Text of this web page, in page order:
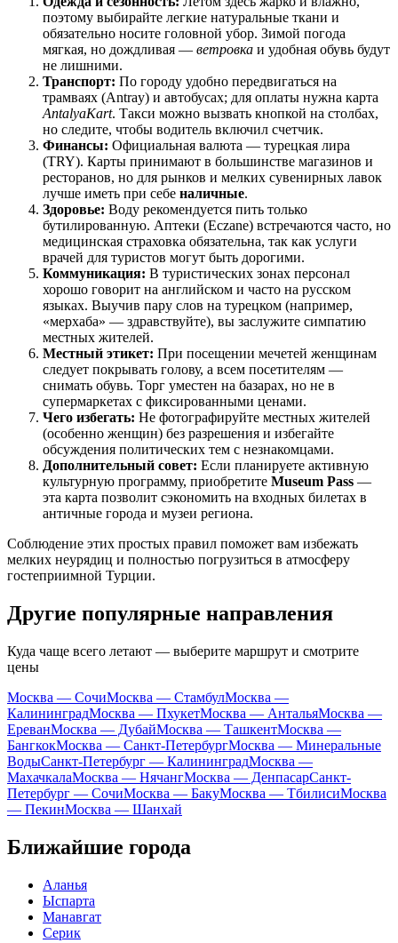
поэтому выбирайте легкие натуральные ткани и
обязательно носите головной убор. Зимой погода
мягкая, но дождливая — ветровка и удобная обувь будут
не лишними.
Транспорт: По городу удобно передвигаться на
трамваях (Antray) и автобусах; для оплаты нужна карта
AntalyaKart. Такси можно вызвать кнопкой на столбах,
но следите, чтобы водитель включил счетчик.
Финансы: Официальная валюта — турецкая лира
(TRY). Карты принимают в большинстве магазинов и
ресторанов, но для рынков и мелких сувенирных лавок
лучше иметь при себе наличные.
Здоровье: Воду рекомендуется пить только
бутилированную. Аптеки (Eczane) встречаются часто, но
медицинская страховка обязательна, так как услуги
врачей для туристов могут быть дорогими.
Коммуникация: В туристических зонах персонал
хорошо говорит на английском и часто на русском
языках. Выучив пару слов на турецком (например,
«мерхаба» — здравствуйте), вы заслужите симпатию
местных жителей.
Местный этикет: При посещении мечетей женщинам
следует покрывать голову, а всем посетителям —
снимать обувь. Торг уместен на базарах, но не в
супермаркетах с фиксированными ценами.
Чего избегать: Не фотографируйте местных жителей
(особенно женщин) без разрешения и избегайте
обсуждения политических тем с незнакомцами.
Дополнительный совет: Если планируете активную
культурную программу, приобретите Museum Pass —
эта карта позволит сэкономить на входных билетах в
античные города и музеи региона.
Соблюдение этих простых правил поможет вам избежать
мелких неурядиц и полностью погрузиться в атмосферу
гостеприимной Турции.
Другие популярные направления
Куда чаще всего летают — выберите маршрут и смотрите
цены
Москва — СочиМосква — СтамбулМосква —
КалининградМосква — ПхукетМосква — АнтальяМосква —
ЕреванМосква — ДубайМосква — ТашкентМосква —
БангкокМосква — Санкт-ПетербургМосква — Минеральные
ВодыСанкт-Петербург — КалининградМосква —
МахачкалаМосква — НячангМосква — ДенпасарСанкт-
Петербург — СочиМосква — БакуМосква — ТбилисиМосква
— ПекинМосква — Шанхай
Ближайшие города
Аланья
Ыспарта
Манавгат
Серик